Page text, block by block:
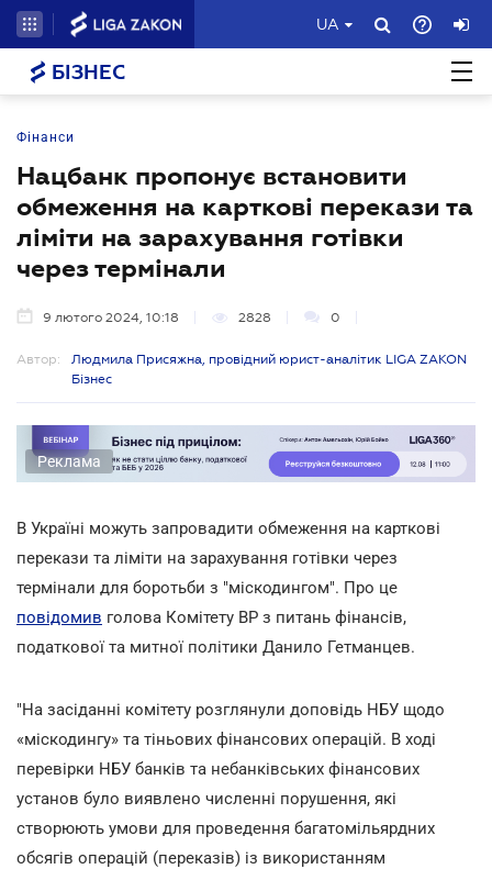
UA
БІЗНЕС
Фінанси
Нацбанк пропонує встановити
обмеження на карткові перекази та
ліміти на зарахування готівки
через термінали
9 лютого 2024, 10:18 2828 0
Автор:
Людмила Присяжна, провідний юрист-аналітик LIGA ZAKON
Бізнес
Реклама
В Україні можуть запровадити обмеження на карткові
перекази та ліміти на зарахування готівки через
термінали для боротьби з "міскодингом". Про це
повідомив голова Комітету ВР з питань фінансів,
податкової та митної політики Данило Гетманцев.
"На засіданні комітету розглянули доповідь НБУ щодо
«міскодингу» та тіньових фінансових операцій. В ході
перевірки НБУ банків та небанківських фінансових
установ було виявлено численні порушення, які
створюють умови для проведення багатомільярдних
обсягів операцій (переказів) із використанням